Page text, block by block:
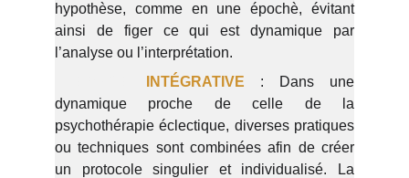
hypothèse, comme en une épochè, évitant
ainsi de figer ce qui est dynamique par
l’analyse ou l’interprétation.
INTÉGRATIVE
: Dans une
dynamique proche de celle de la
psychothérapie éclectique, diverses pratiques
ou techniques sont combinées afin de créer
un protocole singulier et individualisé. La